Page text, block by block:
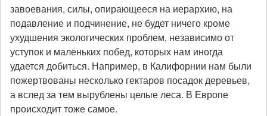
завоевания, силы, опирающееся на иерархию, на
подавление и подчинение, не будет ничего кроме
ухудшения экологических проблем, независимо от
уступок и маленьких побед, которых нам иногда
удается добиться. Например, в Калифорнии нам были
пожертвованы несколько гектаров посадок деревьев,
а вслед за тем вырублены целые леса. В Европе
происходит тоже самое.